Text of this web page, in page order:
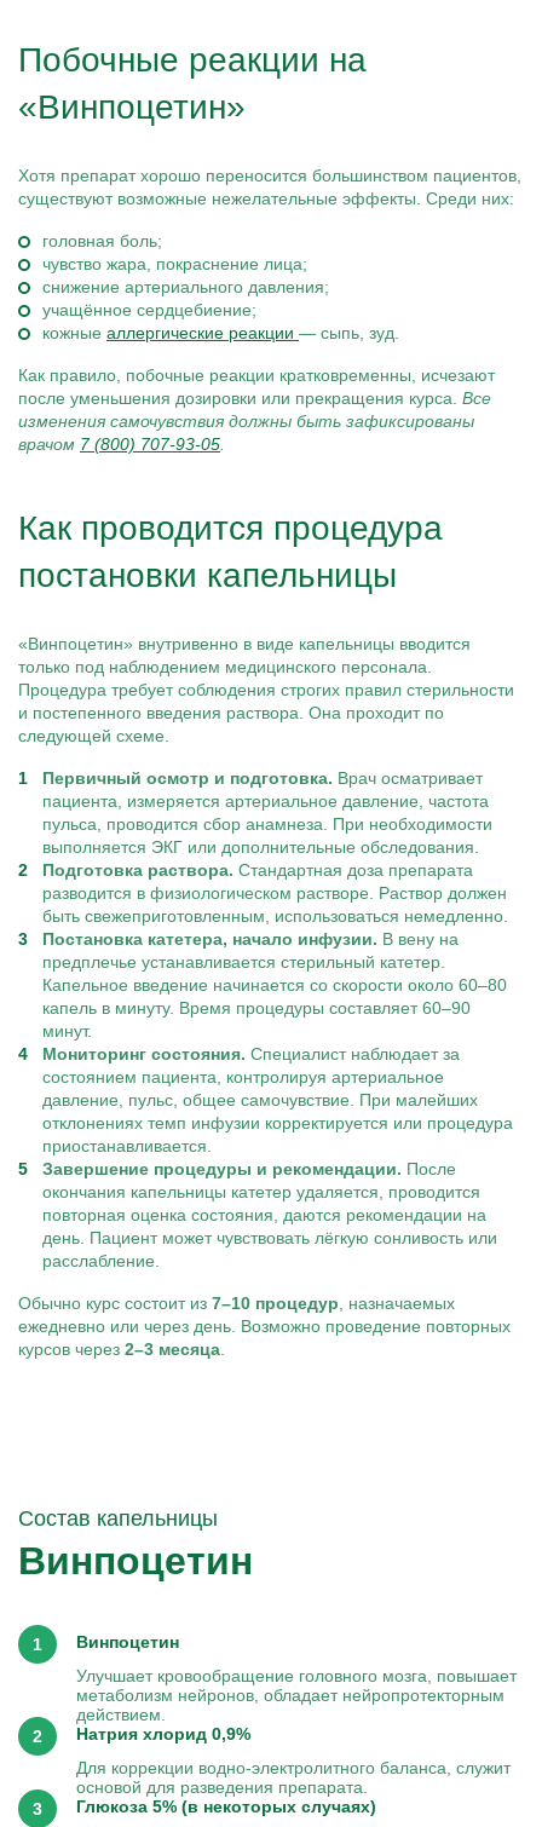
Побочные реакции на
«Винпоцетин»
Хотя препарат хорошо переносится большинством пациентов,
существуют возможные нежелательные эффекты. Среди них:
головная боль;
чувство жара, покраснение лица;
снижение артериального давления;
учащённое сердцебиение;
кожные аллергические реакции — сыпь, зуд.
Как правило, побочные реакции кратковременны, исчезают
после уменьшения дозировки или прекращения курса. Все
изменения самочувствия должны быть зафиксированы
врачом 7 (800) 707-93-05
Как проводится процедура
постановки капельницы
«Винпоцетин» внутривенно в виде капельницы вводится
только под наблюдением медицинского персонала.
Процедура требует соблюдения строгих правил стерильности
и постепенного введения раствора. Она проходит по
следующей схеме.
Первичный осмотр и подготовка. Врач осматривает
пациента, измеряется артериальное давление, частота
пульса, проводится сбор анамнеза. При необходимости
выполняется ЭКГ или дополнительные обследования.
Подготовка раствора. Стандартная доза препарата
разводится в физиологическом растворе. Раствор должен
быть свежеприготовленным, использоваться немедленно.
Постановка катетера, начало инфузии. В вену на
предплечье устанавливается стерильный катетер.
Капельное введение начинается со скорости около 60–80
капель в минуту. Время процедуры составляет 60–90
минут.
Мониторинг состояния. Специалист наблюдает за
состоянием пациента, контролируя артериальное
давление, пульс, общее самочувствие. При малейших
отклонениях темп инфузии корректируется или процедура
приостанавливается.
Завершение процедуры и рекомендации. После
окончания капельницы катетер удаляется, проводится
повторная оценка состояния, даются рекомендации на
день. Пациент может чувствовать лёгкую сонливость или
расслабление.
Обычно курс состоит из 7–10 процедур , назначаемых
ежедневно или через день. Возможно проведение повторных
курсов через 2–3 месяца
Состав капельницы
Винпоцетин
Винпоцетин
Улучшает кровообращение головного мозга, повышает
метаболизм нейронов, обладает нейропротекторным
действием.
Натрия хлорид 0,9%
Для коррекции водно-электролитного баланса, служит
основой для разведения препарата.
Глюкоза 5% (в некоторых случаях)